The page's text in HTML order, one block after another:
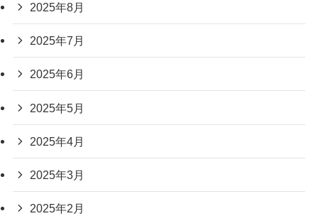
2025年8月
2025年7月
2025年6月
2025年5月
2025年4月
2025年3月
2025年2月